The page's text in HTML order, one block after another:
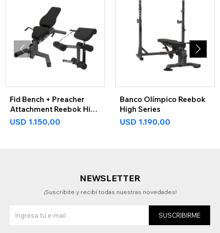
Fid Bench + Preacher
Attachment Reebok High
Series
USD 1.150,00
Banco Olímpico Reebok
High Series
USD 1.190,00
NEWSLETTER
¡Suscribite y recibí todas nuestras novedades!
SUSCRIBIRME